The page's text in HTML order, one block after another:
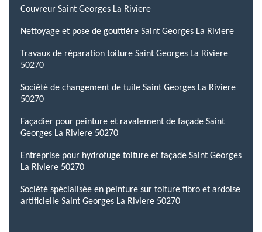
Couvreur Saint Georges La Riviere
Nettoyage et pose de gouttière Saint Georges La Riviere
Travaux de réparation toiture Saint Georges La Riviere
50270
Société de changement de tuile Saint Georges La Riviere
50270
Façadier pour peinture et ravalement de façade Saint
Georges La Riviere 50270
Entreprise pour hydrofuge toiture et façade Saint Georges
La Riviere 50270
Société spécialisée en peinture sur toiture fibro et ardoise
artificielle Saint Georges La Riviere 50270